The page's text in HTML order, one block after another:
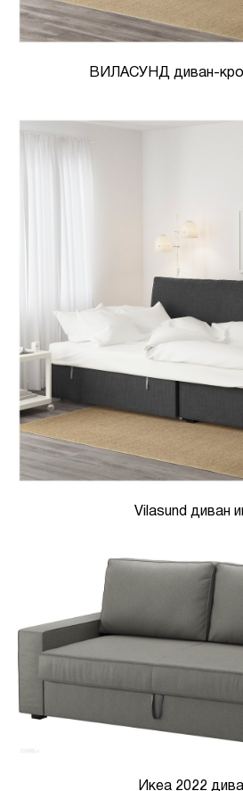
ВИЛАСУНД диван-
Vilasund диван
Икеа 2022